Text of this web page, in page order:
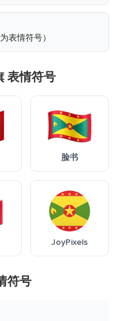
表情符号）
表情符号
脸书
JoyPixels
符号